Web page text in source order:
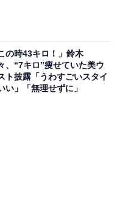
の時43キロ！」鈴木
、“7キロ”痩せていた美ウ
ト披露「うわすごいスタイ
い」「無理せずに」